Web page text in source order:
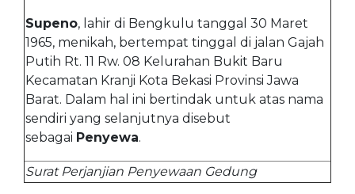
Supeno, lahir di Bengkulu tanggal 30 Maret
1965, menikah, bertempat tinggal di jalan Gajah
Putih Rt. 11 Rw. 08 Kelurahan Bukit Baru
Kecamatan Kranji Kota Bekasi Provinsi Jawa
Barat. Dalam hal ini bertindak untuk atas nama
sendiri yang selanjutnya disebut
sebagai Penyewa.
Surat Perjanjian Penyewaan Gedung